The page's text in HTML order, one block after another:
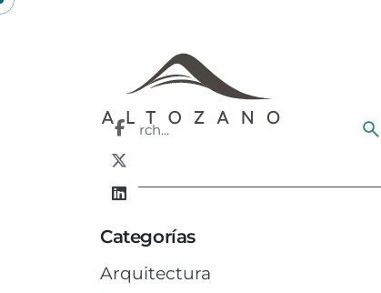
Skip
Search
for
Categorías
Arquitectura